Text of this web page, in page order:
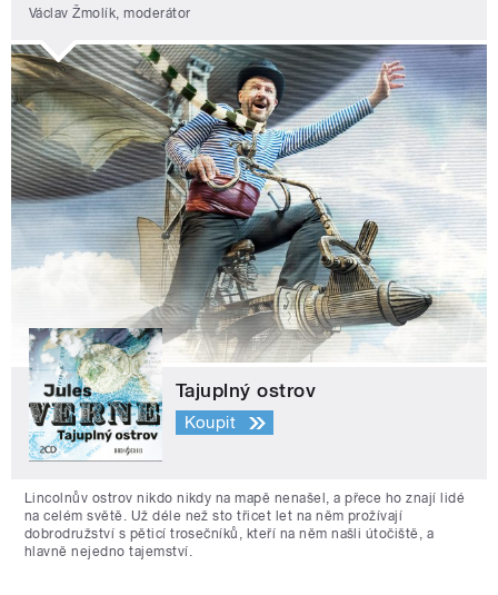
Václav Žmolík, moderátor
Tajuplný ostrov
Koupit
Lincolnův ostrov nikdo nikdy na mapě nenašel, a přece ho znají lidé
na celém světě. Už déle než sto třicet let na něm prožívají
dobrodružství s pěticí trosečníků, kteří na něm našli útočiště, a
hlavně nejedno tajemství.